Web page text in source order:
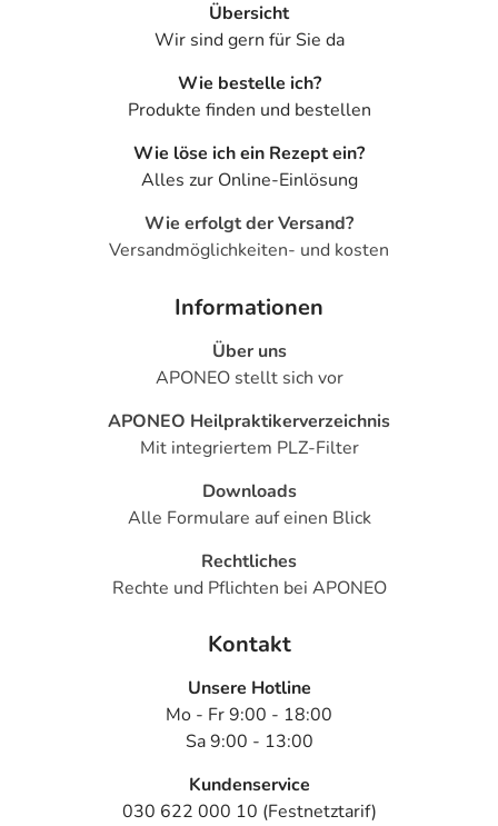
Übersicht
Wir sind gern für Sie da
Wie bestelle ich?
Produkte finden und bestellen
Wie löse ich ein Rezept ein?
Alles zur Online-Einlösung
Wie erfolgt der Versand?
Versandmöglichkeiten- und kosten
Informationen
Über uns
APONEO stellt sich vor
APONEO Heilpraktikerverzeichnis
Mit integriertem PLZ-Filter
Downloads
Alle Formulare auf einen Blick
Rechtliches
Rechte und Pflichten bei APONEO
Kontakt
Unsere Hotline
Mo - Fr 9:00 - 18:00
Sa 9:00 - 13:00
Kundenservice
030 622 000 10 (Festnetztarif)